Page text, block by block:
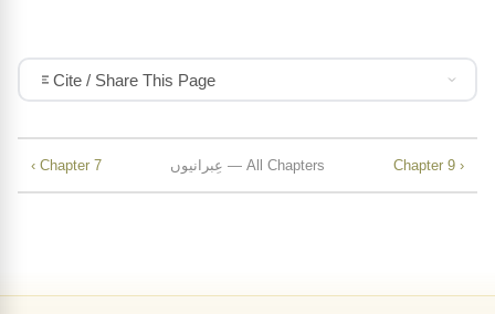
Cite / Share This Page
‹ Chapter 7 عِبرانیوں — All Chapters Chapter 9 ›